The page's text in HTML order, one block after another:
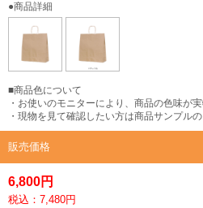
●商品詳細
■商品色について
・お使いのモニターにより、商品の色味が
・現物を見て確認したい方は商品サンプル
販売価格
6,800円
税込：7,480円